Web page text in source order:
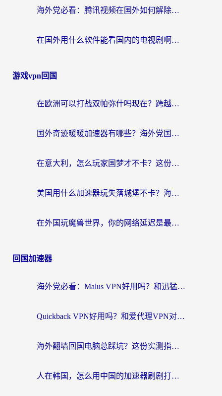
海外党必看：腾讯视频在国外如何解除地域限制？附优酷咪咕使用指南
在国外用什么软件能看国内的电视剧啊？留学生亲测有效的回国加速方案
游戏vpn回国
在欧洲可以打战双帕弥什吗现在？跨越延迟墙的实战指南
国外奇迹暖暖加速器有哪些？海外党国服游戏畅玩终极指南（附亲测推荐）
在意大利，怎么玩家国梦才不卡？这份终极加速指南请收好
美国用什么加速器玩失落城堡不卡？海外党亲测有效的国服游戏加速指南
在外国玩魔兽世界，你的网络延迟是最大的敌人
回国加速器
海外党必看：Malus VPN好用吗？和迅猛兔VPN对比哪个回国效果更好？附真实体验与避坑指南
Quickback VPN好用吗？和爱代理VPN对比哪个回国效果更好？
海外翻墙回国电脑总踩坑？这份实测指南帮你选对加速器（附ChickCNinitapMalus对比）
人在韩国，怎么用中国的加速器刷剧打游戏？这份真实体验指南给你答案